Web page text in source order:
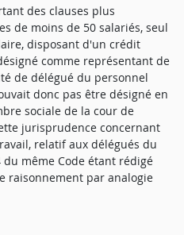
des clauses plus
de moins de 50 salariés, seul
disposant d'un crédit
comme représentant de
de délégué du personnel
donc pas être désigné en
sociale de la cour de
jurisprudence concernant
relatif aux délégués du
même Code étant rédigé
raisonnement par analogie